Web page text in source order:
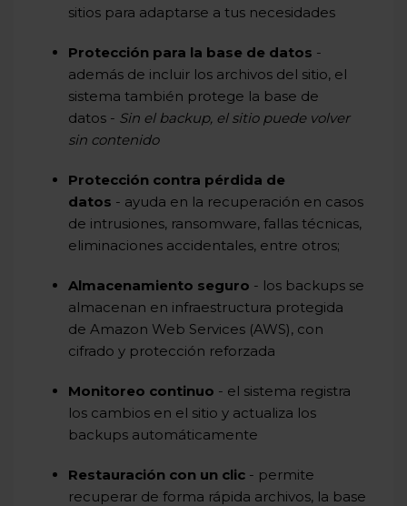
sitios para adaptarse a tus necesidades
Protección para la base de datos -
además de incluir los archivos del sitio, el
sistema también protege la base de
datos - Sin el backup, el sitio puede volver
sin contenido
Protección contra pérdida de
datos - ayuda en la recuperación en casos
de intrusiones, ransomware, fallas técnicas,
eliminaciones accidentales, entre otros;
Almacenamiento seguro - los backups se
almacenan en infraestructura protegida
de Amazon Web Services (AWS), con
cifrado y protección reforzada
Monitoreo continuo - el sistema registra
los cambios en el sitio y actualiza los
backups automáticamente
Restauración con un clic - permite
recuperar de forma rápida archivos, la base